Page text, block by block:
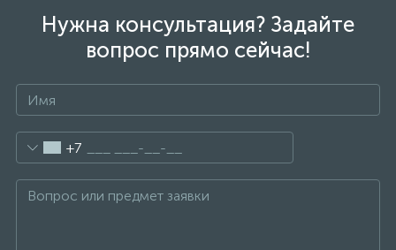
Нужна консультация? Задайте
вопрос прямо сейчас!
+7